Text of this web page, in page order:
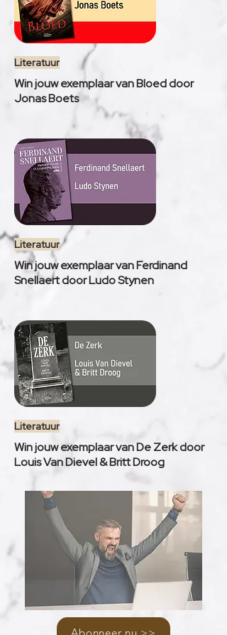
Literatuur
Win jouw exemplaar van Bloed door
Jonas Boets
Literatuur
Win jouw exemplaar van Ferdinand
Snellaert door Ludo Stynen
Literatuur
Win jouw exemplaar van De Zerk door
Louis Van Dievel & Britt Droog
Abonneer nu >>